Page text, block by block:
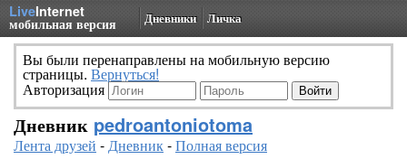
LiveInternet
мобильная версия Дневники Личка
Вы были перенаправлены на мобильную версию
страницы. Вернуться!
Авторизация
Дневник pedroantoniotoma
Лента друзей -Дневник-Полная версия